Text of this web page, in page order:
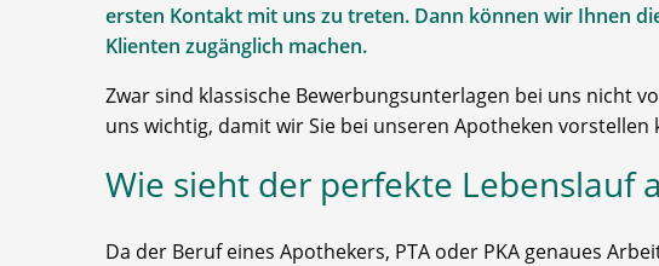
ersten Kontakt mit uns zu treten. Dann können wir Ihnen
Klienten zugänglich machen.
Zwar sind klassische Bewerbungsunterlagen bei uns nicht
uns wichtig, damit wir Sie bei unseren Apotheken vorstellen
Wie sieht der perfekte Lebenslauf
Da der Beruf eines Apothekers, PTA oder PKA genaues